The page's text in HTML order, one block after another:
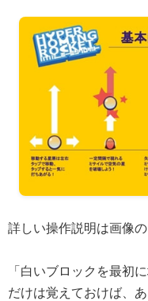
詳しい操作説明は画像の
「白いブロックを最初
だけは覚えておけば、